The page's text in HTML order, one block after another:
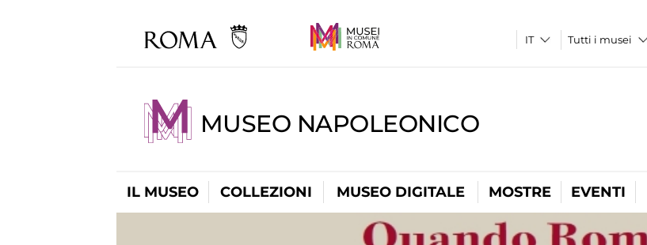
Tutti i musei
MUSEO NAPOLEONICO
IL MUSEO COLLEZIONI MUSEO DIGITALE MOSTRE EVENTI